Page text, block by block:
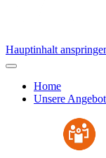
Hauptinhalt
Home
Unsere